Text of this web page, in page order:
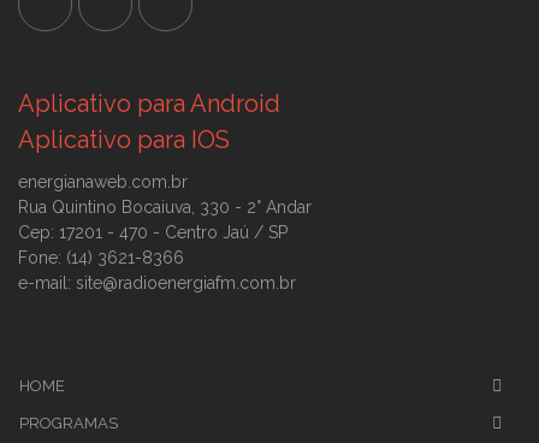
Aplicativo para Android
Aplicativo para IOS
energianaweb.com.br
Rua Quintino Bocaiuva, 330 - 2° Andar
Cep: 17201 - 470 - Centro Jaú / SP
Fone: (14) 3621-8366
e-mail: site@radioenergiafm.com.br
HOME
PROGRAMAS